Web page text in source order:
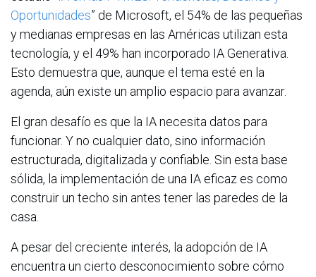
Oportunidades” de Microsoft, el 54% de las pequeñas
y medianas empresas en las Américas utilizan esta
tecnología, y el 49% han incorporado IA Generativa.
Esto demuestra que, aunque el tema esté en la
agenda, aún existe un amplio espacio para avanzar.
El gran desafío es que la IA necesita datos para
funcionar. Y no cualquier dato, sino información
estructurada, digitalizada y confiable. Sin esta base
sólida, la implementación de una IA eficaz es como
construir un techo sin antes tener las paredes de la
casa.
A pesar del creciente interés, la adopción de IA
encuentra un cierto desconocimiento sobre cómo